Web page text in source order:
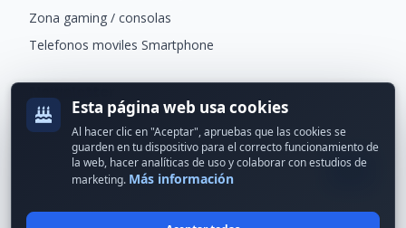
Zona gaming / consolas
Telefonos moviles Smartphone
Recibe ofertas exclusivas y novedades.
Esta página web usa cookies
Al hacer clic en "Aceptar", apruebas que las cookies se
guarden en tu dispositivo para el correcto funcionamiento de
la web, hacer analíticas de uso y colaborar con estudios de
marketing. Más información